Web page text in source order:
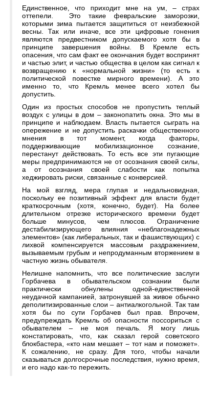
Единственное, что приходит мне на ум, – страх
оттепели. Это такие февральские заморозки,
которыми зима пытается защититься от неизбежной
весны. Так или иначе, все эти цифровые гонения
являются предвестником допускаемого хотя бы в
принципе завершения войны. В Кремле есть
опасения, что сам факт ее окончания будет воспринят
и частью элит, и частью общества в целом как сигнал к
возвращению к «нормальной жизни» (то есть к
политической повестке мирного времени). А это
именно то, что Кремль менее всего хотел бы
допустить.
Один из простых способов не пропустить теплый
воздух с улицы в дом – законопатить окна. Это мы в
принципе и наблюдаем. Власть пытается сыграть на
опережение и не допустить раскачки общественного
мнения в тот момент, когда факторы,
поддерживающие мобилизационное сознание,
перестанут действовать. То есть все эти пугающие
меры предпринимаются не от осознания своей силы,
а от осознания своей слабости как попытка
хеджировать риски, связанные с конверсией.
На мой взгляд, мера глупая и недальновидная,
поскольку ее позитивный эффект для власти будет
краткосрочным (хотя, конечно, будет). На более
длительном отрезке исторического времени будет
больше минусов, чем плюсов. Ограничение
дестабилизирующего влияния «неблагонадежных
элементов» (как либеральных, так и фашиствующих) с
лихвой компенсируется массовым раздражением,
вызываемым грубым и непродуманным вторжением в
частную жизнь обывателя.
Нелишне напомнить, что все политические заслуги
Горбачева в обывательском сознании были
практически обнулены одной-единственной
неудачной кампанией, затронувшей за живое обычно
деполитизированные слои – антиалкогольной. Так там
хотя бы по сути Горбачев был прав. Впрочем,
предупреждать Кремль об опасности поссориться с
обывателем – не моя печаль. Я могу лишь
констатировать, что, как сказал герой советского
блокбастера, «кто нам мешает – тот нам и поможет».
К сожалению, не сразу. Для того, чтобы начали
сказываться долгосрочные последствия, нужно время,
и его надо как-то пережить.